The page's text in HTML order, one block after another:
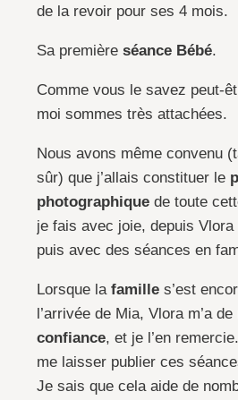
de la revoir pour ses 4 mois.
Sa premièreséance Bébé.
Comme vous le savez peut-
moi sommes très attachées.
Nous avons même convenu
sûr) que j’allais constituer le
photographique de toute
je fais avec joie, depuis
puis avec des séances en
Lorsque lafamille s’est
l’arrivée de Mia, Vlora m’a
confiance, et je l’en
me laisser publier ces
Je sais que cela aide de